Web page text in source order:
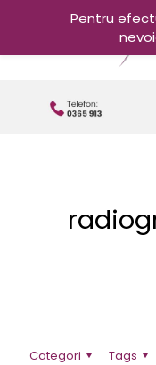
Categori Tags
Pentru